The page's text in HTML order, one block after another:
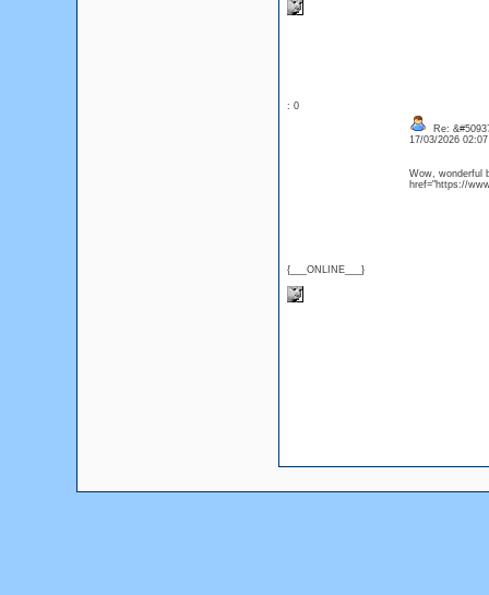
: 0
{___ONLINE___}
Re:
17/03/2026
Wow, wonderful
href="https://